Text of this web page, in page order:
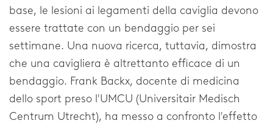
base, le lesioni ai legamenti della caviglia devono
essere trattate con un bendaggio per sei
settimane. Una nuova ricerca, tuttavia, dimostra
che una cavigliera è altrettanto efficace di un
bendaggio. Frank Backx, docente di medicina
dello sport preso l'UMCU (Universitair Medisch
Centrum Utrecht), ha messo a confronto l'effetto